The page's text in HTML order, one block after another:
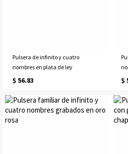
Pulsera de infinito y cuatro
nombres en plata de ley
$ 56.83 $